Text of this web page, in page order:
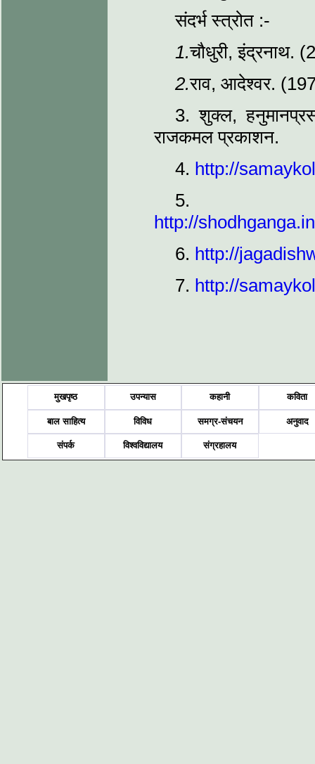
संदर्भ स्त्रोत :-
1.चौधुरी, इंद्रनाथ.
2.राव, आदेश्वर.
3. शुक्ल,
राजकमल प्रकाशन.
4. http://
5.
http://
6. http://
7. http://
मुखपृष्ठ उपन्यास कहानी कविता
बाल साहित्य विविध समग्र-संचयन अनुवाद
संपर्क विश्वविद्यालय संग्रहालय